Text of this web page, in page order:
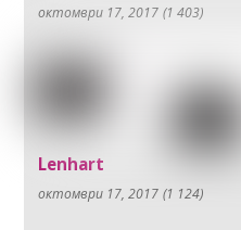
октомври 17, 2017 (1 403)
Lenhart
октомври 17, 2017 (1 124)